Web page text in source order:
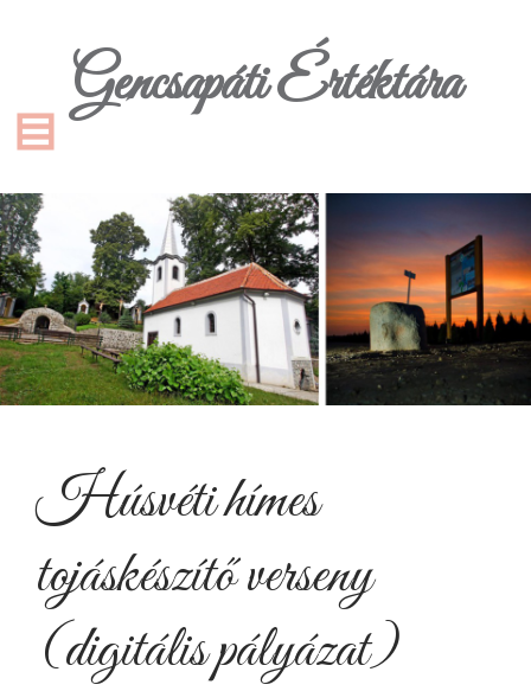
Gencsapáti Értéktára
Húsvéti hímes
tojáskészítő verseny
(digitális pályázat)